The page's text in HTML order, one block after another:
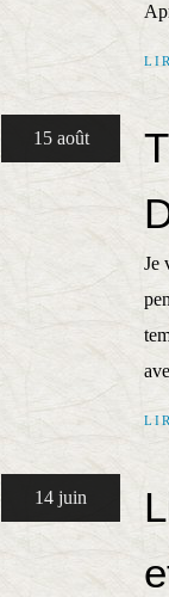
15 août
Je
14 juin